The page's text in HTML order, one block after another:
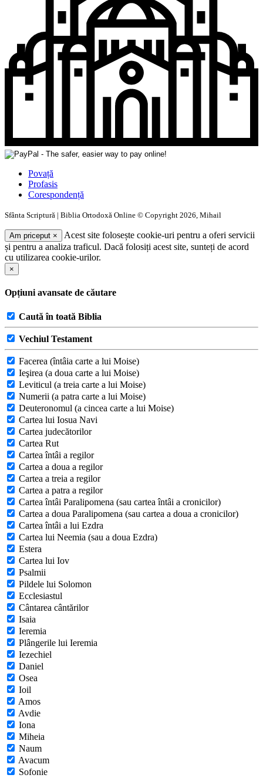
Povață
Profasis
Corespondență
Sfânta Scriptură | Biblia Ortodoxă Online © Copyright 2026, Mihail
Am priceput ×
Acest site folosește cookie-uri pentru a oferi servicii
și pentru a analiza traficul. Dacă folosiți acest site, sunteți de acord
cu utilizarea cookie-urilor.
×
Opțiuni avansate de căutare
Caută în toată Biblia
Vechiul Testament
Facerea (întâia carte a lui Moise)
Ieşirea (a doua carte a lui Moise)
Leviticul (a treia carte a lui Moise)
Numerii (a patra carte a lui Moise)
Deuteronomul (a cincea carte a lui Moise)
Cartea lui Iosua Navi
Cartea judecătorilor
Cartea Rut
Cartea întâi a regilor
Cartea a doua a regilor
Cartea a treia a regilor
Cartea a patra a regilor
Cartea întâi Paralipomena (sau cartea întâi a cronicilor)
Cartea a doua Paralipomena (sau cartea a doua a cronicilor)
Cartea întâi a lui Ezdra
Cartea lui Neemia (sau a doua Ezdra)
Estera
Cartea lui Iov
Psalmii
Pildele lui Solomon
Ecclesiastul
Cântarea cântărilor
Isaia
Ieremia
Plângerile lui Ieremia
Iezechiel
Daniel
Osea
Ioil
Amos
Avdie
Iona
Miheia
Naum
Avacum
Sofonie